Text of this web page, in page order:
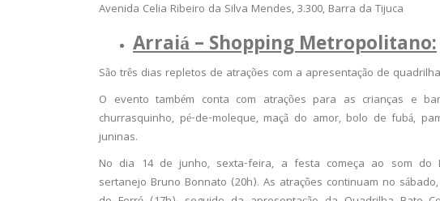
Avenida Celia Ribeiro da Silva Mendes, 3.300, Barra da Tijuca
Arraiá – Shopping Metropolitano:
São três dias repletos de atrações com a apresentação de
O evento também conta com atrações para as crianças e
churrasquinho, pé-de-moleque, maçã do amor, bolo de fubá,
juninas.
No dia 14 de junho, sexta-feira, a festa começa ao som do
sertanejo Bruno Bonnato (20h). As atrações continuam no